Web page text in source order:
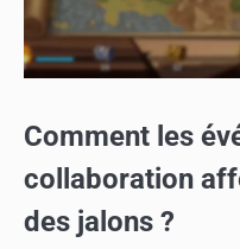
Comment les
collaboration
des jalons ?